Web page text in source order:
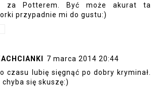
za Potterem. Być może akurat ta
przypadnie mi do gustu:)
7 marca 2014 20:44
czasu lubię sięgnąć po dobry kryminał.
się skuszę:)